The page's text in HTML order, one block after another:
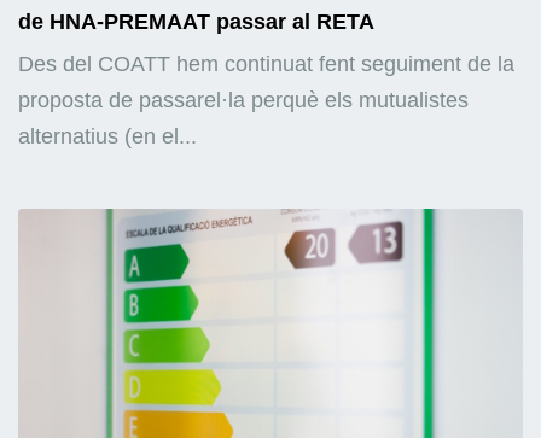
de HNA-PREMAAT passar al RETA
Des del COATT hem continuat fent seguiment de la
proposta de passarel·la perquè els mutualistes
alternatius (en el...